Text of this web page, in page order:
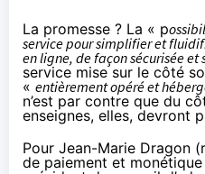
La promesse ? La « p
service pour simplifier et
en ligne, de façon sécurisée et
service mise sur le côté
« entièrement opéré et
n’est par contre que du
enseignes, elles, devront
Pour Jean-Marie Dragon
de paiement et